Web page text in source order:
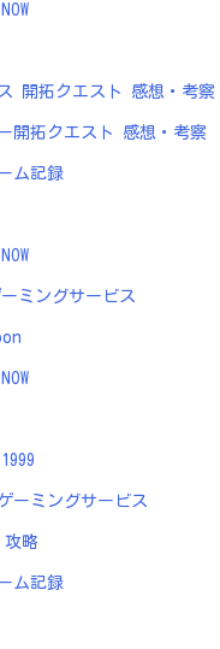
開拓クエスト 感想・考察
開拓クエスト 感想・考察
ム記録
ミングサービス
ーミングサービス
攻略
ム記録